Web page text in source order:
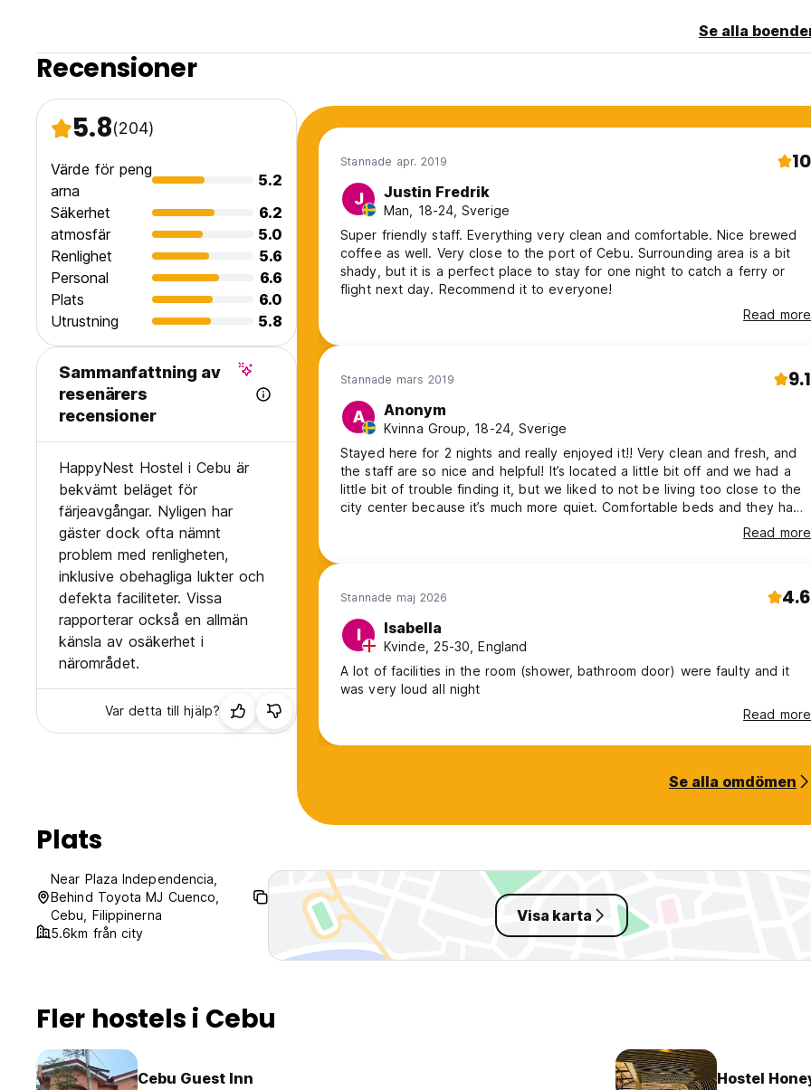
Se alla
Recensioner
5.8(204)
Värde för peng
arna
5.2
Säkerhet
6.2
atmosfär
5.0
Renlighet
5.6
Personal
6.6
Plats
6.0
Utrustning
5.8
Sammanfattning av
resenärers
recensioner
HappyNest Hostel i Cebu är
bekvämt beläget för
färjeavgångar. Nyligen har
gäster dock ofta nämnt
problem med renligheten,
inklusive obehagliga lukter och
defekta faciliteter. Vissa
rapporterar också en allmän
känsla av osäkerhet i
närområdet.
Var detta till hjälp?
Stannade apr. 2019 10
J Justin Fredrik
Man, 18-24, Sverige
Super friendly staff. Everything very clean and comfortable. Nice brewed
coffee as well. Very close to the port of Cebu. Surrounding area is a bit
shady, but it is a perfect place to stay for one night to catch a ferry or
flight next day. Recommend it to everyone!
Read more
Stannade mars 2019 9.1
A Anonym
Kvinna Group, 18-24, Sverige
Stayed here for 2 nights and really enjoyed it!! Very clean and fresh, and
the staff are so nice and helpful! It’s located a little bit off and we had a
little bit of trouble finding it, but we liked to not be living too close to the
city center because it’s much more quiet. Comfortable beds and they had
curtains to cover the beds, which not all places in Philippines have. Highly
Read more
Stannade maj 2026 4.6
I Isabella
Kvinde, 25-30, England
A lot of facilities in the room (shower, bathroom door) were faulty and it
was very loud all night
Read more
Se alla omdömen
Plats
Near Plaza Independencia,
Behind Toyota MJ Cuenco,
Cebu, Filippinerna
5.6km från city
Visa karta
Fler hostels i Cebu
Cebu Guest Inn
Hostel